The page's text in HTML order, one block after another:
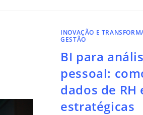
INOVAÇÃO E
GESTÃO
BI para
pessoal:
dados de RH
estratégicas